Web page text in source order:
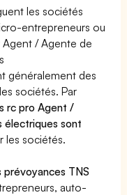
les sociétés
entrepreneurs ou
/ Agente de
généralement des
sociétés. Par
rc pro Agent /
électriques sont
les sociétés.
prévoyances TNS
auto-